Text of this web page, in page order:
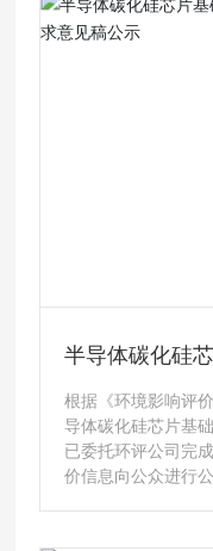
半导体碳化硅
境影响报告书
根据《环境影响评
导体碳化硅芯片基
已委托环评公司完
价信息向公众进行